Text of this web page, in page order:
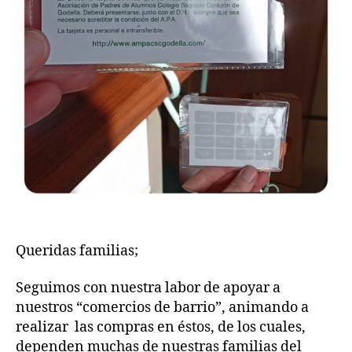
Queridas familias;
Seguimos con nuestra labor de apoyar a
nuestros “comercios de barrio”, animando a
realizar las compras en éstos, de los cuales,
dependen muchas de nuestras familias del